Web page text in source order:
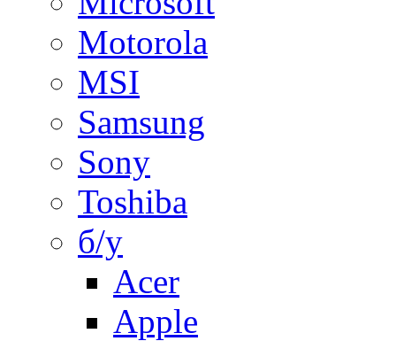
Motorola
MSI
Samsung
Sony
Toshiba
б/у
Acer
Apple